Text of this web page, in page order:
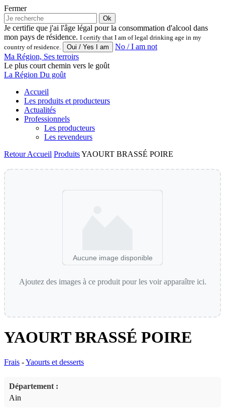
Fermer
Ok
Je certifie que j'ai l'âge légal pour la consommation d'alcool dans
mon pays de résidence. I certify that I am of legal drinking age in my
country of residence.
No / I am not
Ma Région, Ses terroirs
Le plus court chemin vers le goût
La Région Du goût
Accueil
Les produits et producteurs
Actualités
Professionnels
Les producteurs
Les revendeurs
RetourAccueil ProduitsYAOURT BRASSÉ POIRE
Aucune image disponible
Ajoutez des images à ce produit pour les voir apparaître ici.
YAOURT BRASSÉ POIRE
Frais -Yaourts et desserts
Département :
Ain